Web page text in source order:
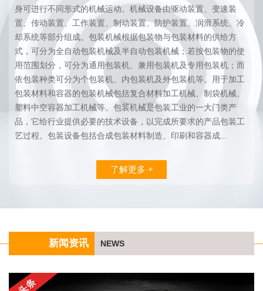
身可进行不同形式的机械运动。机械设备由驱动装置、变速装
置、传动装置、工作装置、制动装置、防护装置、润滑系统、冷
却系统等部分组成。包装机械根据包装物与包装材料的供给方
式，可分为全自动包装机械及半自动包装机械；若按包装物的使
用范围划分，可分为通用包装机、兼用包装机及专用包装机；而
依包装种类可分为个包装机、内包装机及外包装机等。用于加工
包装材料和容器的包装机械包括复合材料加工机械、制袋机械、
塑料中空容器加工机械等。包装机械是包装工业的一大门类产
品，它给行业提供必要的技术设备，以完成所要求的产品包装工
艺过程。包装设备包括合成包装材料制造、印刷和容器成...
了解更多 +
新闻资讯 NEWS